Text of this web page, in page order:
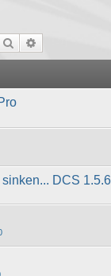
Suche
DCS 1.5.6